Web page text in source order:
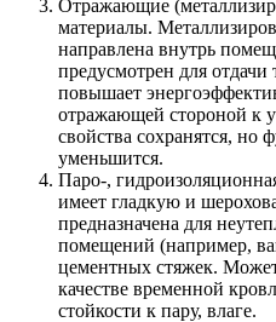
Отражающие
материалы.
направлена внутрь
предусмотрен для отдачи
повышает
отражающей стороной к
свойства сохранятся, но
уменьшится.
Паро-,
имеет гладкую и
предназначена для
помещений (например,
цементных стяжек.
качестве временной
стойкости к пару, влаге.